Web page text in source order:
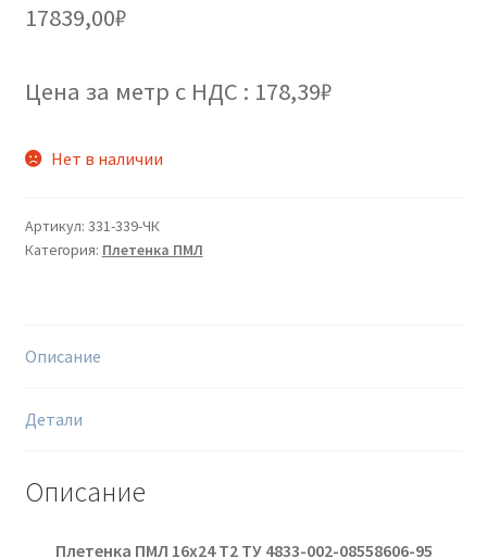
17839,00₽
Цена за метр с НДС : 178,39₽
Нет в наличии
Артикул: 331-339-ЧК
Категория: Плетенка ПМЛ
Описание
Детали
Описание
Плетенка ПМЛ 16х24 Т2 ТУ 4833-002-08558606-95